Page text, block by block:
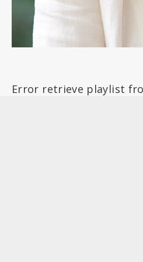
Error retrieve playlist